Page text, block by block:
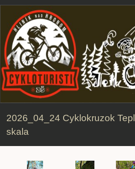
2026_04_24 Cyklokruzok
skala